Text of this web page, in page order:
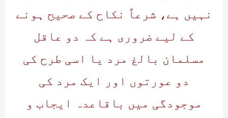
نہیں ہے، شرعاً نکاح کے صحیح ہونے
کے لیے ضروری ہے کہ دو عاقل
مسلمان بالغ مرد یا اسی طرح کی
دو عورتوں اور ایک مرد کی
موجودگی میں باقاعدہ ایجاب و